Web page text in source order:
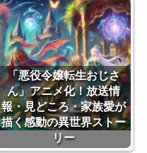
「悪役令嬢転生おじさ
ん」アニメ化！放送情
報・見どころ・家族愛が
描く感動の異世界ストー
リー